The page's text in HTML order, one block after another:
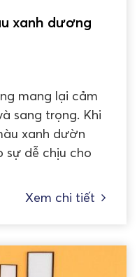
xanh dương
mang lại cảm
sang trọng. Khi
xanh dườn
sự dễ chịu cho
Xem chi tiết